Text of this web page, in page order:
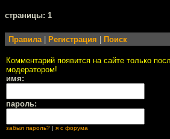
cтраницы: 1
Правила | Регистрация | Поиск
Комментарий появится на сайте только
модератором!
имя:
пароль:
забыл пароль? | я с форума